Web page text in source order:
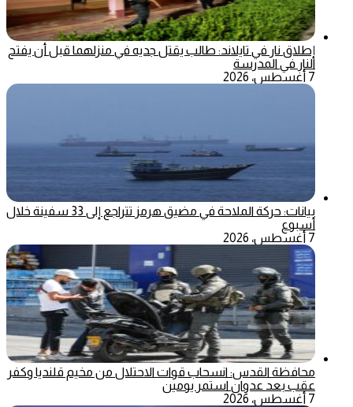
إطلاق نار في تايلاند: طالب يقتل جديه في منزلهما قبل أن يفتح
النار في المدرسة
7 أغسطس، 2026
بيانات: حركة الملاحة في مضيق هرمز تتراجع إلى 33 سفينة خلال
أسبوع
7 أغسطس، 2026
محافظة القدس: انسحاب قوات الاحتلال من مخيم قلنديا وكفر
عقب بعد عدوان استمر يومين
7 أغسطس، 2026